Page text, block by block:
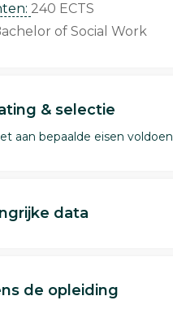
240 ECTS
of Social Work
& selectie
aan bepaalde eisen voldoen
data
de opleiding